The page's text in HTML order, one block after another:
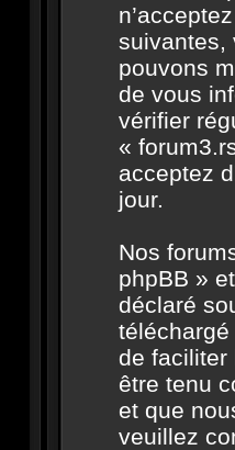
suivantes,
pouvons
de vous
vérifier
«
acceptez
jour.
Nos
phpBB »
déclaré
téléchargé
de faciliter
être tenu
et que
veuillez